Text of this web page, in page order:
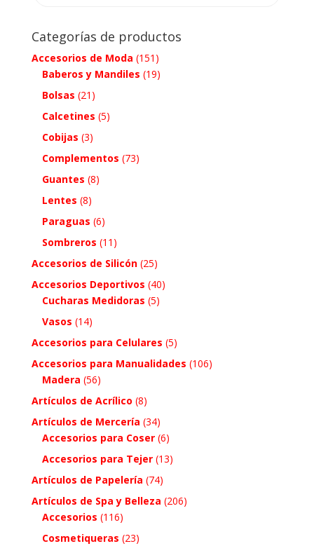
Categorías de productos
Accesorios de Moda (151)
Baberos y Mandiles (19)
Bolsas (21)
Calcetines (5)
Cobijas (3)
Complementos (73)
Guantes (8)
Lentes (8)
Paraguas (6)
Sombreros (11)
Accesorios de Silicón (25)
Accesorios Deportivos (40)
Cucharas Medidoras (5)
Vasos (14)
Accesorios para Celulares (5)
Accesorios para Manualidades (106)
Madera (56)
Artículos de Acrílico (8)
Artículos de Mercería (34)
Accesorios para Coser (6)
Accesorios para Tejer (13)
Artículos de Papelería (74)
Artículos de Spa y Belleza (206)
Accesorios (116)
Cosmetiqueras (23)